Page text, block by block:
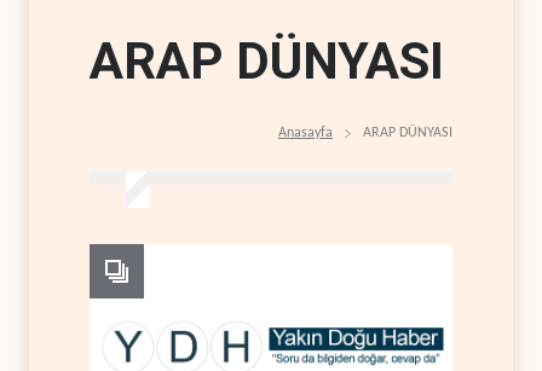
ARAP DÜNYASI
Anasayfa ARAP DÜNYASI